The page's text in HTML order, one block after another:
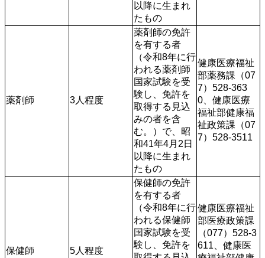
以降に生まれ
たもの
薬剤師 3人程度
薬剤師の免許
を有する者
（令和8年に行
われる薬剤師
国家試験を受
験し、免許を
取得する見込
みの者を含
む。）で、昭
和41年4月2日
以降に生まれ
たもの
健康医療福祉
部薬務課（07
7）528-363
0、健康医療
福祉部健康福
祉政策課（07
7）528-3511
保健師 5人程度
保健師の免許
を有する者
（令和8年に行
われる保健師
国家試験を受
験し、免許を
健康医療福祉
部医療政策課
（077）528-3
611、健康医